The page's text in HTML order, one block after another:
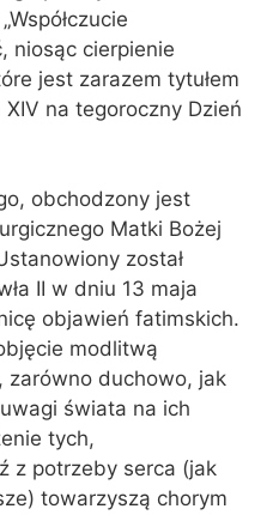
niosąc cierpienie
jest zarazem tytułem
na tegoroczny Dzień
obchodzony jest
Matki Bożej
został
II w dniu 13 maja
objawień fatimskich.
modlitwą
zarówno duchowo, jak
świata na ich
tych,
z potrzeby serca (jak
towarzyszą chorym